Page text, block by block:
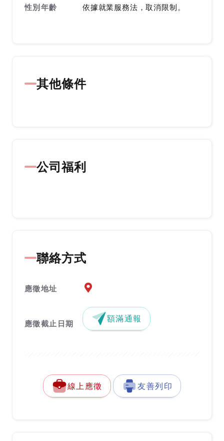
性別年齡 依據就業服務法，取消限制。
其他條件
公司福利
聯絡方式
應徵地址 應徵地址地圖『另開新視窗』
應徵截止日期 額滿通報
線上應徵 友善列印